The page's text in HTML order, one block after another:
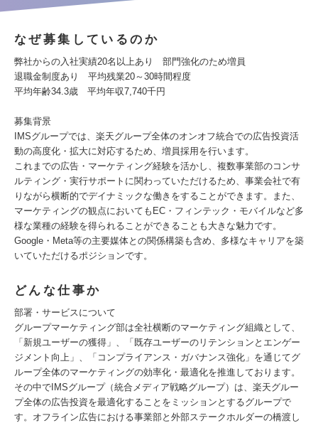
なぜ募集しているのか
弊社からの入社実績20名以上あり 部門強化のため増員
退職金制度あり 平均残業20～30時間程度
平均年齢34.3歳 平均年収7,740千円
募集背景
IMSグループでは、楽天グループ全体のオンオフ統合での広告投資活
動の高度化・拡大に対応するため、増員採用を行います。
これまでの広告・マーケティング経験を活かし、複数事業部のコンサ
ルティング・実行サポートに関わっていただけるため、事業会社で有
りながら横断的でデイナミックな働きをすることができます。また、
マーケティングの観点においてもEC・フィンテック・モバイルなど多
様な業種の経験を得られることができることも大きな魅力です。
Google・Meta等の主要媒体との関係構築も含め、多様なキャリアを築
いていただけるポジションです。
どんな仕事か
部署・サービスについて
グループマーケティング部は全社横断のマーケティング組織として、
「新規ユーザーの獲得」、「既存ユーザーのリテンションとエンゲー
ジメント向上」、「コンプライアンス・ガバナンス強化」を通じてグ
ループ全体のマーケティングの効率化・最適化を推進しております。
その中でIMSグループ（統合メディア戦略グループ）は、楽天グルー
プ全体の広告投資を最適化することをミッションとするグループで
す。オフライン広告における事業部と外部ステークホルダーの橋渡し